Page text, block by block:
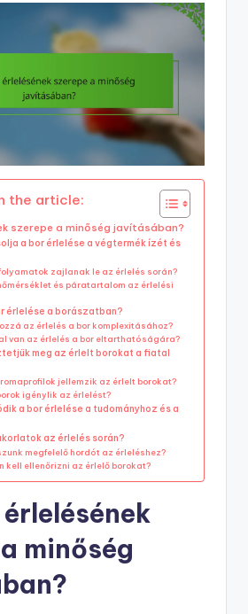
the article:
szerepe a minőség javításában?
a bor érlelése a végtermék ízét és
zajlanak le az érlelés során?
és páratartalom az érlelési
érlelése a borászatban?
az érlelés a bor komplexitásához?
van az érlelés a bor eltarthatóságára?
meg az érlelt borokat a fiatal
jellemzik az érlelt borokat?
igénylik az érlelést?
a bor érlelése a tudományhoz és a
az érlelés során?
megfelelő hordót az érleléshez?
kell ellenőrizni az érlelő borokat?
minőség